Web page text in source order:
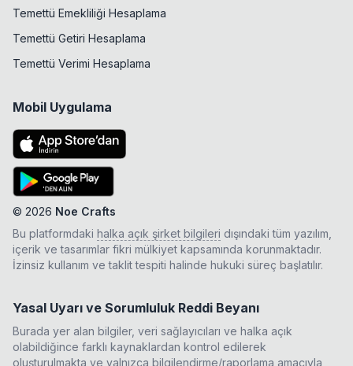
Temettü Emekliliği Hesaplama
Temettü Getiri Hesaplama
Temettü Verimi Hesaplama
Mobil Uygulama
© 2026 Noe Crafts
Bu platformdaki halka açık şirket bilgileri dışındaki tüm yazılım,
içerik ve tasarımlar fikri mülkiyet kapsamında korunmaktadır.
İzinsiz kullanım ve taklit tespiti halinde hukuki süreç başlatılır.
Yasal Uyarı ve Sorumluluk Reddi Beyanı
Burada yer alan bilgiler, veri sağlayıcıları ve halka açık
olabildiğince farklı kaynaklardan kontrol edilerek
oluşturulmakta ve yalnızca bilgilendirme/raporlama amacıyla